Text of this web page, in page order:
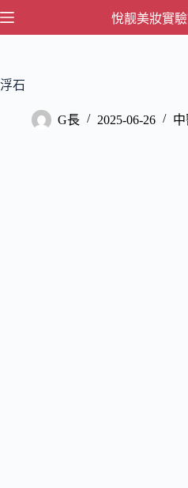
跳
內
悅靓美妝實
浮石
G長 2025-06-26